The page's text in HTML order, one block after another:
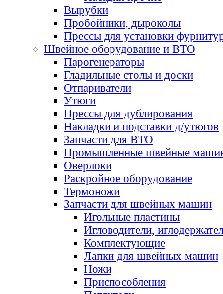
Вырубки
Пробойники, дыроколы
Прессы для установки
Швейное оборудование и ВТО
Парогенераторы
Гладильные столы и доски
Отпариватели
Утюги
Прессы для дублирования
Накладки и подставки д/утюгов
Запчасти для ВТО
Промышленные швейные
Оверлоки
Раскройное оборудование
Термоножи
Запчасти для швейных машин
Игольные пластины
Игловодители,
Комплектующие
Лапки для швейных машин
Ножи
Приспособления